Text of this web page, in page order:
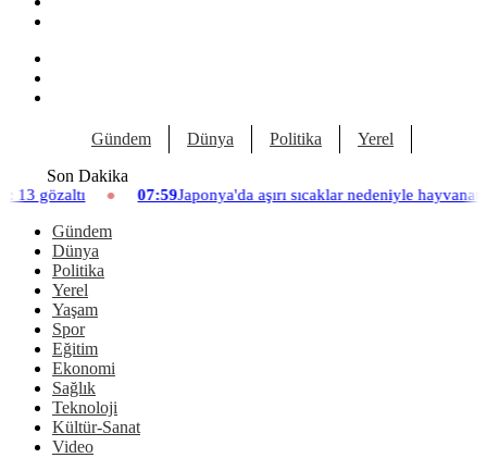
Gündem Dünya Politika Yerel
Son Dakika
Japonya'da aşırı sıcaklar nedeniyle hayvanat bahçesinde üç
Gündem
Dünya
Politika
Yerel
Yaşam
Spor
Eğitim
Ekonomi
Sağlık
Teknoloji
Kültür-Sanat
Video